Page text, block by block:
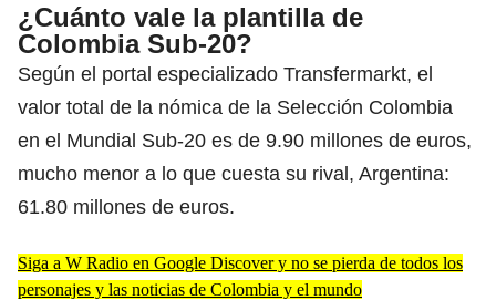
¿Cuánto vale la plantilla de
Colombia Sub-20?
Según el portal especializado Transfermarkt, el
valor total de la nómica de la Selección Colombia
en el Mundial Sub-20 es de 9.90 millones de euros,
mucho menor a lo que cuesta su rival, Argentina:
61.80 millones de euros.
Siga a W Radio en Google Discover y no se pierda de todos los
personajes y las noticias de Colombia y el mundo